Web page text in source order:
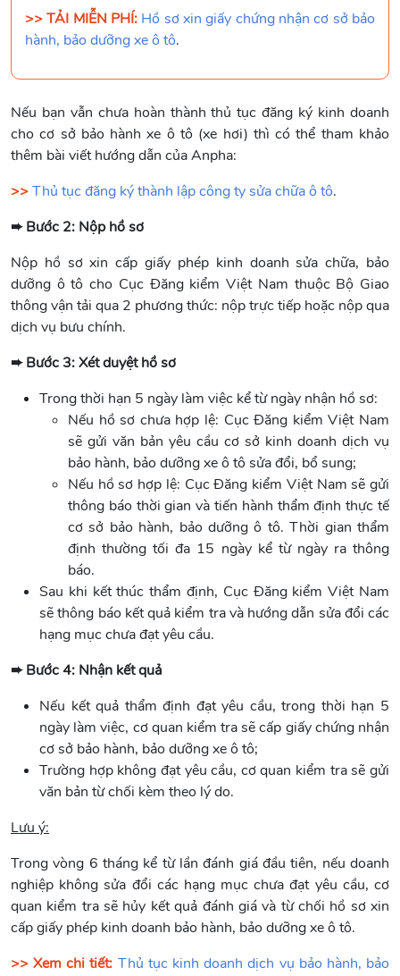
>> TẢI MIỄN PHÍ: Hồ sơ xin giấy chứng nhận cơ sở bảo
hành, bảo dưỡng xe ô tô.
Nếu bạn vẫn chưa hoàn thành thủ tục đăng ký kinh doanh
cho cơ sở bảo hành xe ô tô (xe hơi) thì có thể tham khảo
thêm bài viết hướng dẫn của Anpha:
>>Thủ tục đăng ký thành lập công ty sửa chữa ô tô.
➨ Bước 2: Nộp hồ sơ
Nộp hồ sơ xin cấp giấy phép kinh doanh sửa chữa, bảo
dưỡng ô tô cho Cục Đăng kiểm Việt Nam thuộc Bộ Giao
thông vận tải qua 2 phương thức: nộp trực tiếp hoặc nộp qua
dịch vụ bưu chính.
➨ Bước 3: Xét duyệt hồ sơ
Trong thời hạn 5 ngày làm việc kể từ ngày nhận hồ sơ:
Nếu hồ sơ chưa hợp lệ: Cục Đăng kiểm Việt Nam
sẽ gửi văn bản yêu cầu cơ sở kinh doanh dịch vụ
bảo hành, bảo dưỡng xe ô tô sửa đổi, bổ sung;
Nếu hồ sơ hợp lệ: Cục Đăng kiểm Việt Nam sẽ gửi
thông báo thời gian và tiến hành thẩm định thực tế
cơ sở bảo hành, bảo dưỡng ô tô. Thời gian thẩm
định thường tối đa 15 ngày kể từ ngày ra thông
báo.
Sau khi kết thúc thẩm định, Cục Đăng kiểm Việt Nam
sẽ thông báo kết quả kiểm tra và hướng dẫn sửa đổi các
hạng mục chưa đạt yêu cầu.
➨ Bước 4: Nhận kết quả
Nếu kết quả thẩm định đạt yêu cầu, trong thời hạn 5
ngày làm việc, cơ quan kiểm tra sẽ cấp giấy chứng nhận
cơ sở bảo hành, bảo dưỡng xe ô tô;
Trường hợp không đạt yêu cầu, cơ quan kiểm tra sẽ gửi
văn bản từ chối kèm theo lý do.
Lưu ý:
Trong vòng 6 tháng kể từ lần đánh giá đầu tiên, nếu doanh
nghiệp không sửa đổi các hạng mục chưa đạt yêu cầu, cơ
quan kiểm tra sẽ hủy kết quả đánh giá và từ chối hồ sơ xin
cấp giấy phép kinh doanh bảo hành, bảo dưỡng xe ô tô.
>> Xem chi tiết: Thủ tục kinh doanh dịch vụ bảo hành, bảo